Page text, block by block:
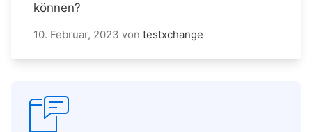
können?
10. Februar, 2023 von testxchange